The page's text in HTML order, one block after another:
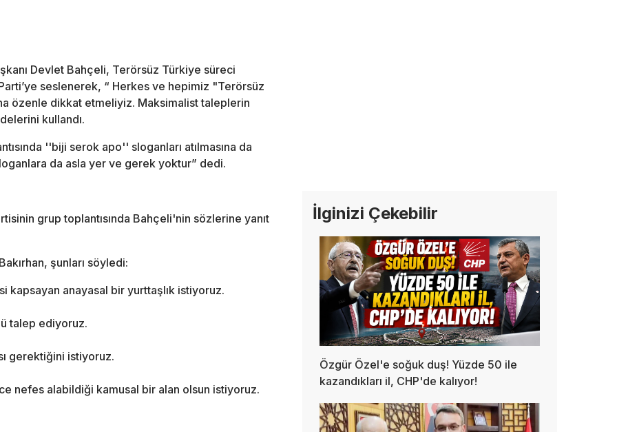
Devlet Bahçeli, Terörsüz Türkiye süreci
seslenerek, “ Herkes ve hepimiz "Terörsüz
özenle dikkat etmeliyiz. Maksimalist taleplerin
kullandı.
''biji serok apo'' sloganları atılmasına da
da asla yer ve gerek yoktur” dedi.
grup toplantısında Bahçeli'nin sözlerine yanıt
şunları söyledi:
kapsayan anayasal bir yurttaşlık istiyoruz.
talep ediyoruz.
gerektiğini istiyoruz.
nefes alabildiği kamusal bir alan olsun istiyoruz.
İlginizi Çekebilir
Özgür Özel'e soğuk duş! Yüzde 50 ile
kazandıkları il, CHP'de kalıyor!